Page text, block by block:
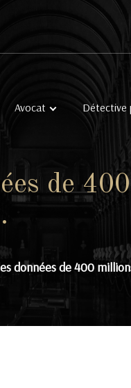
Avocat Détective
de
données de 400